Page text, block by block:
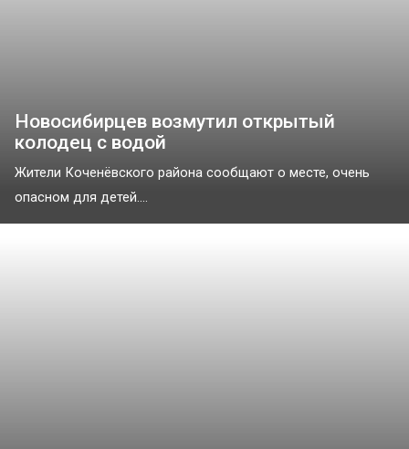
Новосибирцев возмутил открытый
колодец с водой
Жители Коченёвского района сообщают о месте, очень
опасном для детей....